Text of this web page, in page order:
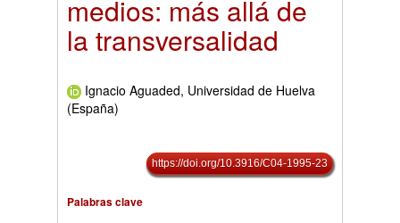
medios: más allá de
la transversalidad
Ignacio Aguaded, Universidad de Huelva
(España)
https://doi.org/10.3916/C04-1995-23
Palabras clave